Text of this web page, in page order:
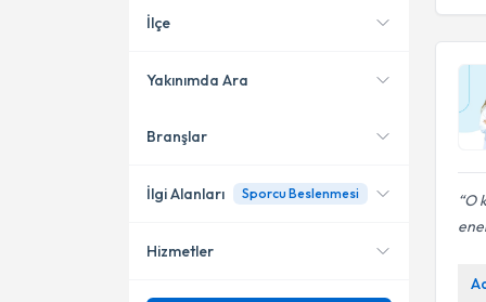
O
İlçe
Nilüfer
Osmangazi
Yakınımda Ara
Konumuma yakın uzmanları
Branşlar
Diyetisyen
İlgi Alanları Sporcu Beslenmesi
Hizmetler